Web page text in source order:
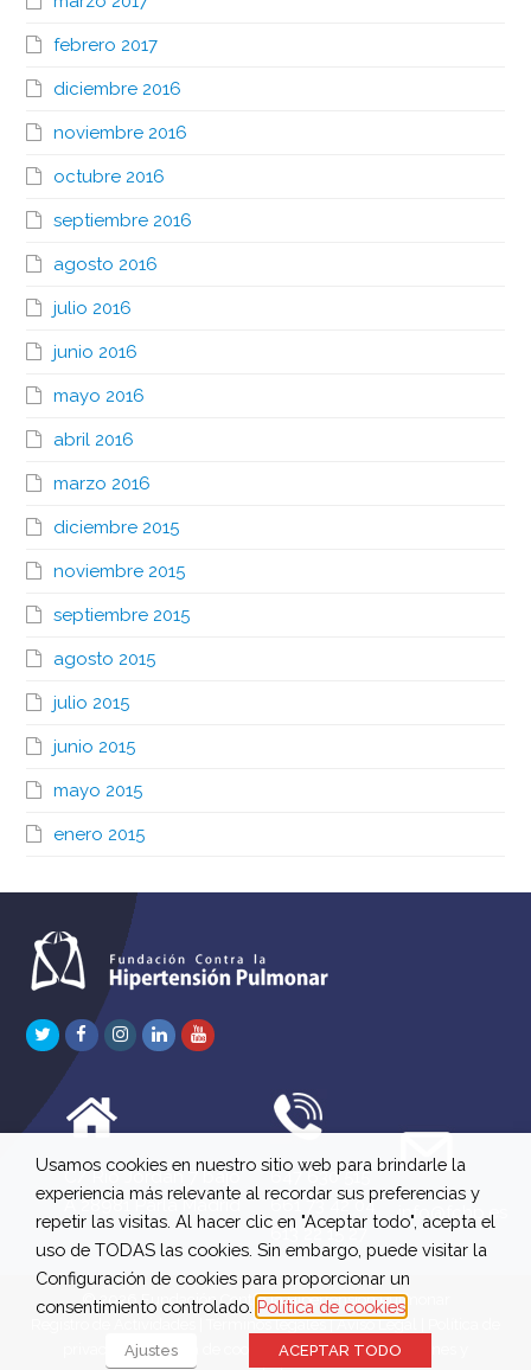
febrero 2017
diciembre 2016
noviembre 2016
octubre 2016
septiembre 2016
agosto 2016
julio 2016
junio 2016
mayo 2016
abril 2016
marzo 2016
diciembre 2015
noviembre 2015
septiembre 2015
agosto 2015
julio 2015
junio 2015
mayo 2015
enero 2015
TwitterFacebook
Instagram
LinkedInYoutube
C/ Río Jordán 7 bajo
A 28981 Parla Madrid
647 630 515
661 73 42 04
613 22 15 27
info@fchp.es
© 2026 Fundación Contra la Hipertensión Pulmonar
Términos legales|Aviso Legal
privacidad|Política de cookies |Política de devoluciones y
Usamos cookies en nuestro sitio web para brindarle la
experiencia más relevante al recordar sus preferencias y
repetir las visitas. Al hacer clic en "Aceptar todo", acepta el
uso de TODAS las cookies. Sin embargo, puede visitar la
Configuración de cookies para proporcionar un
consentimiento controlado. Política de cookies
Ajustes ACEPTAR TODO